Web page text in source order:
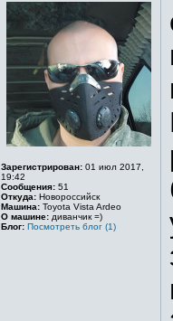
Зарегистрирован: 01 июл 2017,
19:42
Сообщения: 51
Откуда: Новороссийск
Машина: Toyota Vista Ardeo
О машине: диванчик =)
Блог: Посмотреть блог (1)